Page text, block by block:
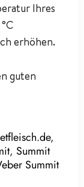
Ihres
erhöhen.
guten
,
, Summit
Summit